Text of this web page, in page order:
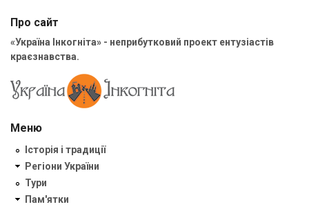
Про сайт
«Україна Інкогніта» - неприбутковий проект ентузіастів
краєзнавства.
Меню
Історія і традиції
Регіони України
Тури
Пам'ятки